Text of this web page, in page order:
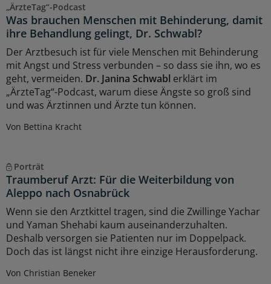
„ÄrzteTag“-Podcast
Was brauchen Menschen mit Behinderung, damit
ihre Behandlung gelingt, Dr. Schwabl?
Der Arztbesuch ist für viele Menschen mit Behinderung
mit Angst und Stress verbunden – so dass sie ihn, wo es
geht, vermeiden. Dr. Janina Schwabl erklärt im
„ÄrzteTag“-Podcast, warum diese Ängste so groß sind
und was Ärztinnen und Ärzte tun können.
Von Bettina Kracht
Porträt
Traumberuf Arzt: Für die Weiterbildung von
Aleppo nach Osnabrück
Wenn sie den Arztkittel tragen, sind die Zwillinge Yachar
und Yaman Shehabi kaum auseinanderzuhalten.
Deshalb versorgen sie Patienten nur im Doppelpack.
Doch das ist längst nicht ihre einzige Herausforderung.
Von Christian Beneker